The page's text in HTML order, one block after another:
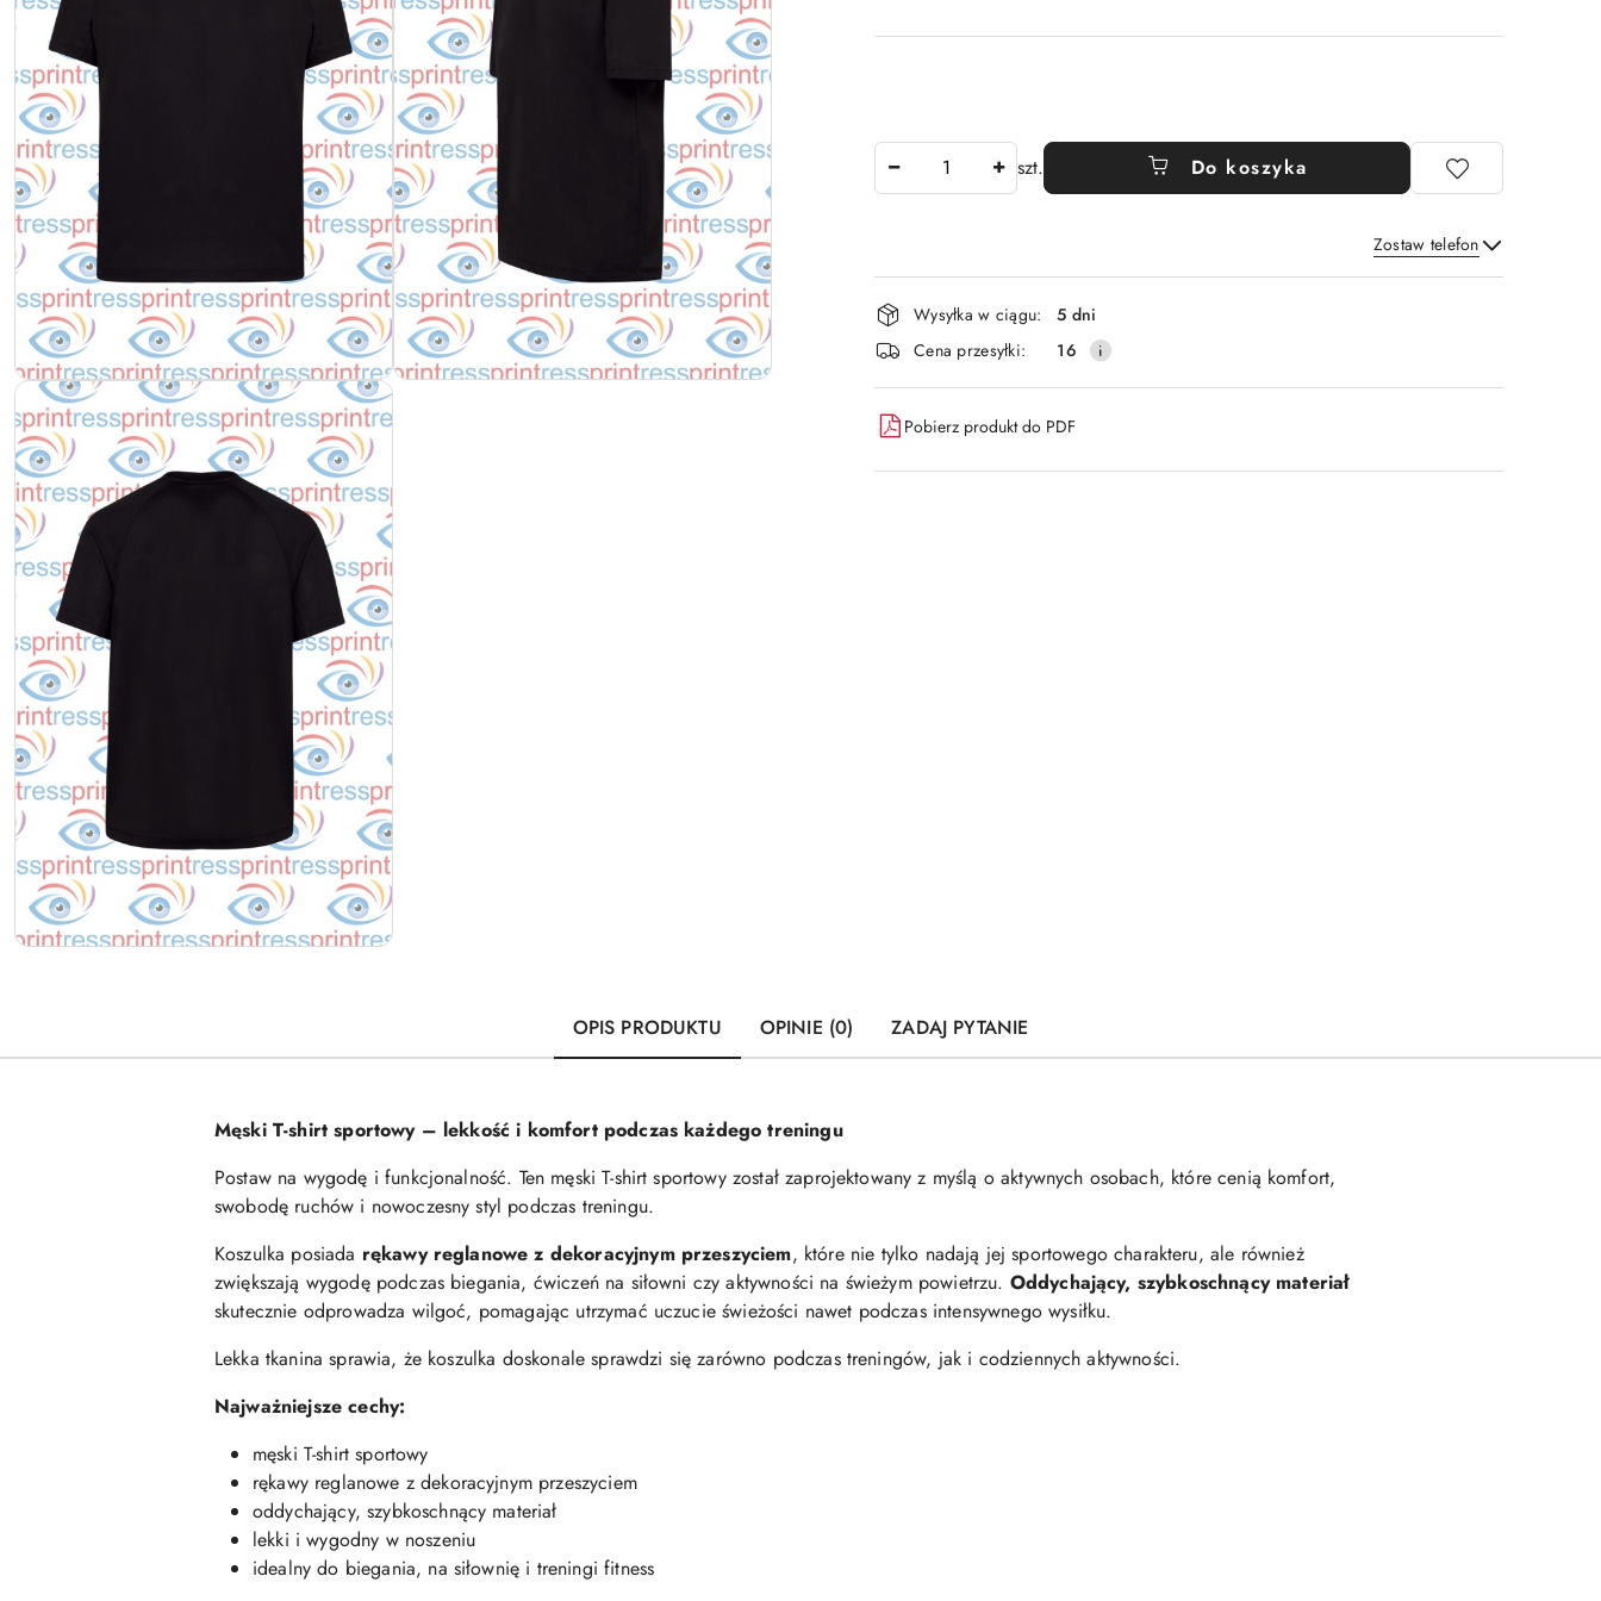
szt. Do koszyka
Zostaw telefon
Wyślij
Dostępność
i
dostawa
Wysyłka w ciągu:
5 dni
Cena przesyłki:
16
Pobierz produkt do PDF
OPIS PRODUKTU OPINIE (0) ZADAJ PYTANIE
Męski T-shirt sportowy – lekkość i komfort podczas każdego treningu
Postaw na wygodę i funkcjonalność. Ten męski T-shirt sportowy został zaprojektowany z myślą o aktywnych osobach, które cenią komfort,
swobodę ruchów i nowoczesny styl podczas treningu.
Koszulka posiada rękawy reglanowe z dekoracyjnym przeszyciem, które nie tylko nadają jej sportowego charakteru, ale również
zwiększają wygodę podczas biegania, ćwiczeń na siłowni czy aktywności na świeżym powietrzu. Oddychający, szybkoschnący materiał
skutecznie odprowadza wilgoć, pomagając utrzymać uczucie świeżości nawet podczas intensywnego wysiłku.
Lekka tkanina sprawia, że koszulka doskonale sprawdzi się zarówno podczas treningów, jak i codziennych aktywności.
Najważniejsze cechy:
męski T-shirt sportowy
rękawy reglanowe z dekoracyjnym przeszyciem
oddychający, szybkoschnący materiał
lekki i wygodny w noszeniu
idealny do biegania, na siłownię i treningi fitness